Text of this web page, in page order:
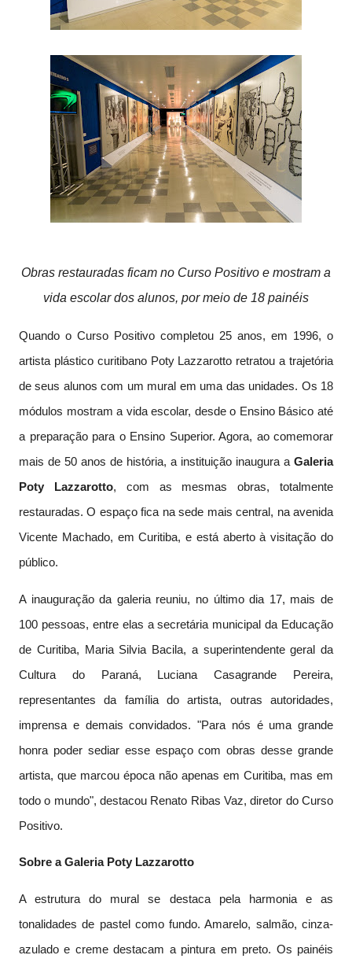
Obras restauradas ficam no Curso Positivo e mostram a
vida escolar dos alunos, por meio de 18 painéis
Quando o Curso Positivo completou 25 anos, em 1996, o
artista plástico curitibano Poty Lazzarotto retratou a trajetória
de seus alunos com um mural em uma das unidades. Os 18
módulos mostram a vida escolar, desde o Ensino Básico até
a preparação para o Ensino Superior. Agora, ao comemorar
mais de 50 anos de história, a instituição inaugura a Galeria
Poty Lazzarotto, com as mesmas obras, totalmente
restauradas. O espaço fica na sede mais central, na avenida
Vicente Machado, em Curitiba, e está aberto à visitação do
público.
A inauguração da galeria reuniu, no último dia 17, mais de
100 pessoas, entre elas a secretária municipal da Educação
de Curitiba, Maria Silvia Bacila, a superintendente geral da
Cultura do Paraná, Luciana Casagrande Pereira,
representantes da família do artista, outras autoridades,
imprensa e demais convidados. "Para nós é uma grande
honra poder sediar esse espaço com obras desse grande
artista, que marcou época não apenas em Curitiba, mas em
todo o mundo", destacou Renato Ribas Vaz, diretor do Curso
Positivo.
Sobre a Galeria Poty Lazzarotto
A estrutura do mural se destaca pela harmonia e as
tonalidades de pastel como fundo. Amarelo, salmão, cinza-
azulado e creme destacam a pintura em preto. Os painéis